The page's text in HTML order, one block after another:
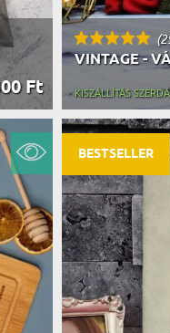
Ft
VINTAGE -
KISZÁLLÍTÁS
BESTSELLER